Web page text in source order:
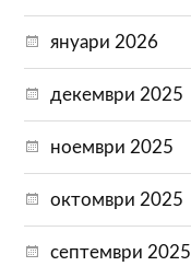
януари 2026
декември 2025
ноември 2025
октомври 2025
септември 2025